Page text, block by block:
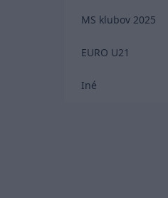
MS klubov 2025
EURO U21
Iné